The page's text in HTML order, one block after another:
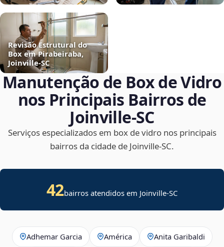
Revisão Estrutural do
Box em Pirabeiraba,
Joinville‑SC
Manutenção de Box de Vidro
nos Principais Bairros de
Joinville‑SC
Serviços especializados em box de vidro nos principais
bairros da cidade de Joinville‑SC.
42bairros atendidos em Joinville-SC
Adhemar Garcia América Anita Garibaldi